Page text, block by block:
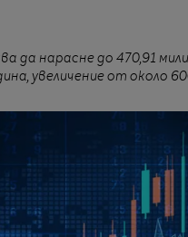
да нарасне до 470,91
увеличение от около